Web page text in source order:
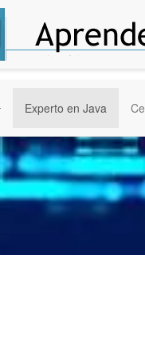
Experto en Java